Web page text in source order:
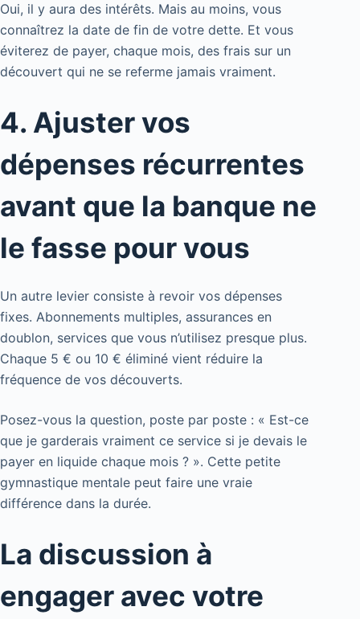
Oui, il y aura des intérêts. Mais au moins, vous
connaîtrez la date de fin de votre dette. Et vous
éviterez de payer, chaque mois, des frais sur un
découvert qui ne se referme jamais vraiment.
4. Ajuster vos
dépenses récurrentes
avant que la banque ne
le fasse pour vous
Un autre levier consiste à revoir vos dépenses
fixes. Abonnements multiples, assurances en
doublon, services que vous n’utilisez presque plus.
Chaque 5 € ou 10 € éliminé vient réduire la
fréquence de vos découverts.
Posez-vous la question, poste par poste : « Est-ce
que je garderais vraiment ce service si je devais le
payer en liquide chaque mois ? ». Cette petite
gymnastique mentale peut faire une vraie
différence dans la durée.
La discussion à
engager avec votre